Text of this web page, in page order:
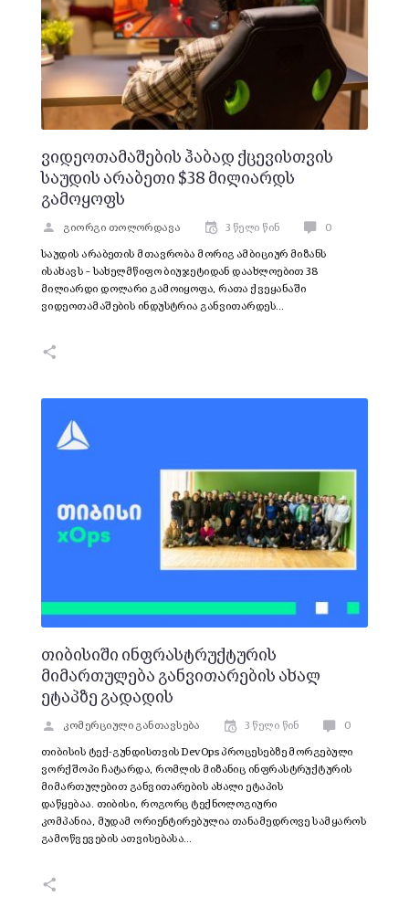
ვიდეოთამაშების ჰაბად ქცევისთვის
საუდის არაბეთი $38 მილიარდს
გამოყოფს
გიორგი თოლორდავა 3 წელი წინ 0
საუდის არაბეთის მთავრობა მორიგ ამბიციურ მიზანს
ისახავს – სახელმწიფო ბიუჯეტიდან დაახლოებით 38
მილიარდი დოლარი გამოიყოფა, რათა ქვეყანაში
ვიდეოთამაშების ინდუსტრია განვითარდეს…
თიბისიში ინფრასტრუქტურის
მიმართულება განვითარების ახალ
ეტაპზე გადადის
კომერციული განთავსება 3 წელი წინ 0
თიბისის ტექ-გუნდისთვის DevOps პროცესებზე მორგებული
ვორქშოპი ჩატარდა, რომლის მიზანიც ინფრასტრუქტურის
მიმართულებით განვითარების ახალი ეტაპის
დაწყებაა. თიბისი, როგორც ტექნოლოგიური
კომპანია, მუდამ ორიენტირებულია თანამედროვე სამყაროს
გამოწვევების ათვისებასა…